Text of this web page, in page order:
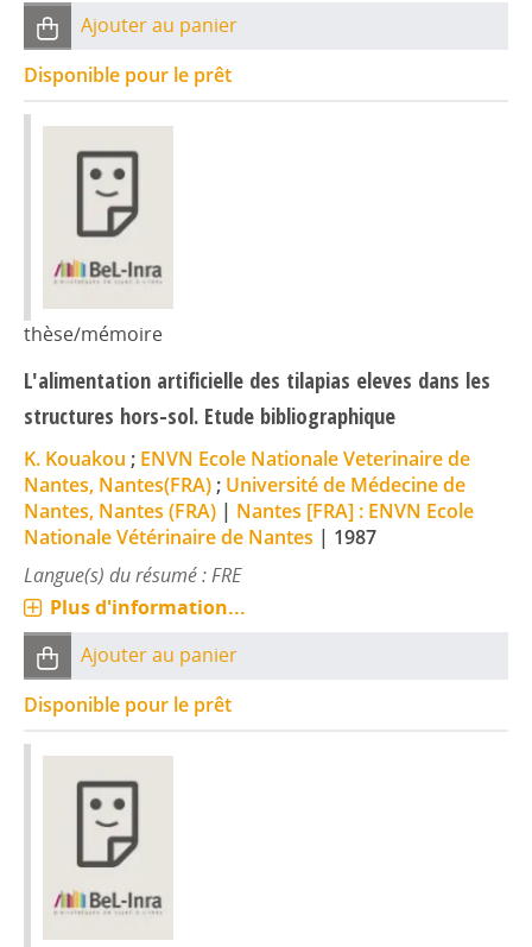
Ajouter au panier
Disponible pour le prêt
thèse/mémoire
L'alimentation artificielle des tilapias eleves dans les
structures hors-sol. Etude bibliographique
K. Kouakou ; ENVN Ecole Nationale Veterinaire de
Nantes, Nantes(FRA); Université de Médecine de
Nantes, Nantes (FRA) | Nantes [FRA] : ENVN Ecole
Nationale Vétérinaire de Nantes | 1987
Langue(s) du résumé : FRE
Plus d'information...
Ajouter au panier
Disponible pour le prêt